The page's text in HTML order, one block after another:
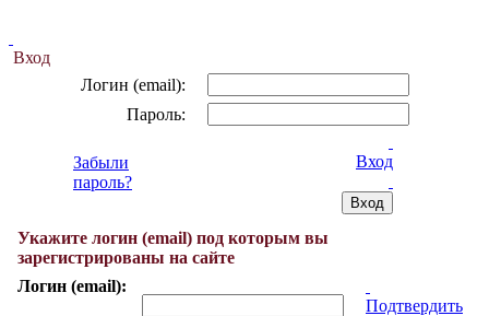
Вход
Логин (email):
Пароль:
Забыли
пароль?
Вход
Укажите логин (email) под которым вы
зарегистрированы на сайте
Логин (email):
Подтвердить